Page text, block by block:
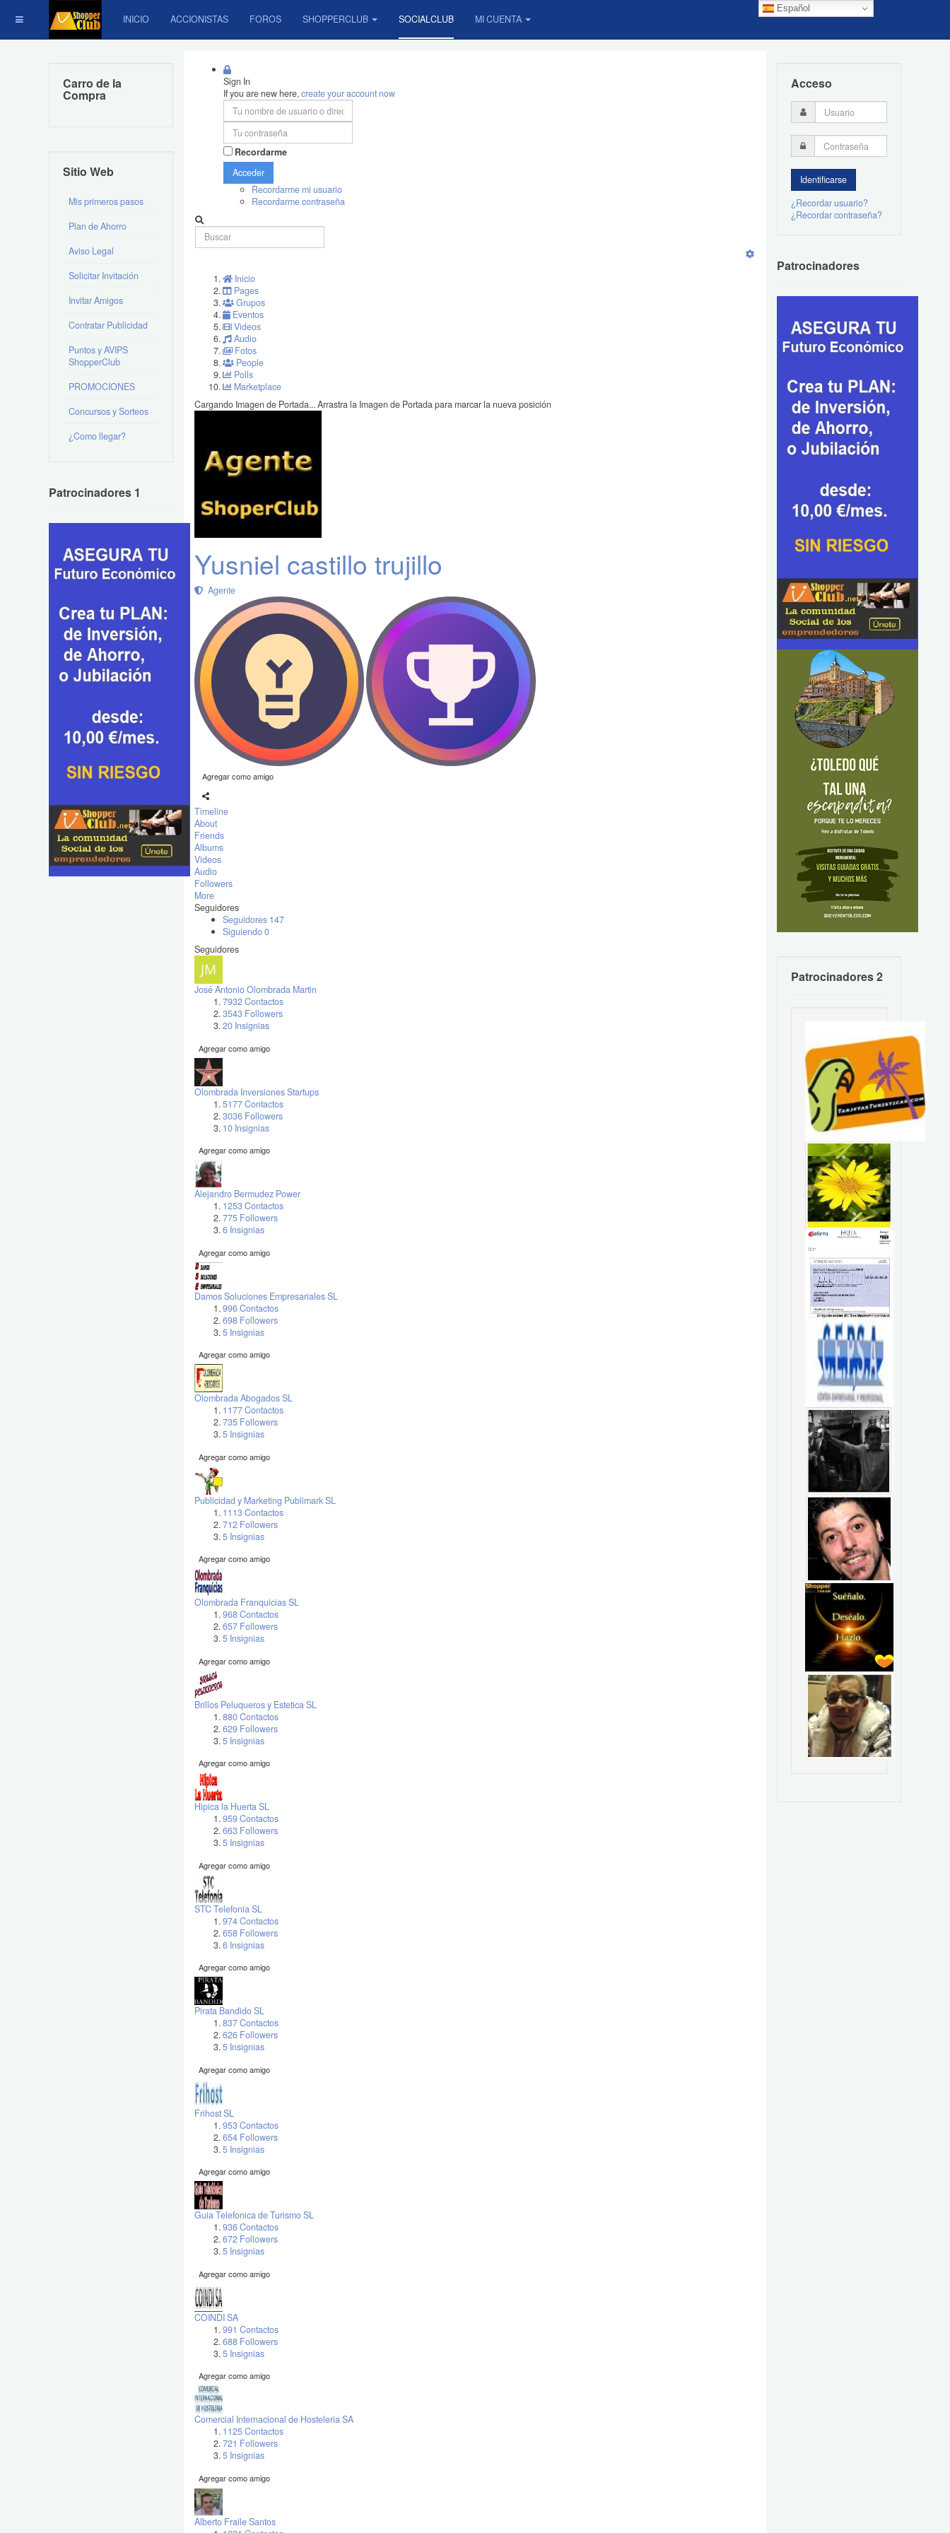
Español
INICIO ACCIONISTAS FOROS SHOPPERCLUB SOCIALCLUB MI CUENTA
Sign In
If you are new here,create your account now
Recordarme
Acceder
Recordarme mi usuario
Recordarme contraseña
Inicio
Pages
Grupos
Eventos
Videos
Audio
Fotos
People
Polls
Marketplace
Cargando Imagen de Portada...Arrastra la Imagen de Portada para marcar la nueva posición
Yusniel castillo trujillo
Agente
Agregar como amigo
Timeline
About
Friends
Albums
Videos
Audio
Followers
More
Seguidores
Seguidores 147
Siguiendo0
Seguidores
José Antonio Olombrada Martin
7932 Contactos
3543 Followers
20 Insignias
Agregar como amigo
Olombrada Inversiones Startups
5177 Contactos
3036 Followers
10 Insignias
Agregar como amigo
Alejandro Bermudez Power
1253 Contactos
775 Followers
6 Insignias
Agregar como amigo
Damos Soluciones Empresariales SL
996 Contactos
698 Followers
5 Insignias
Agregar como amigo
Olombrada Abogados SL
1177 Contactos
735 Followers
5 Insignias
Agregar como amigo
Publicidad y Marketing Publimark SL
1113 Contactos
712 Followers
5 Insignias
Agregar como amigo
Olombrada Franquicias SL
968 Contactos
657 Followers
5 Insignias
Agregar como amigo
Brillos Peluqueros y Estetica SL
880 Contactos
629 Followers
5 Insignias
Agregar como amigo
Hipica la Huerta SL
959 Contactos
663 Followers
5 Insignias
Agregar como amigo
STC Telefonia SL
974 Contactos
658 Followers
6 Insignias
Agregar como amigo
Pirata Bandido SL
837 Contactos
626 Followers
5 Insignias
Agregar como amigo
Frihost SL
953 Contactos
654 Followers
5 Insignias
Agregar como amigo
Guia Telefonica de Turismo SL
936 Contactos
672 Followers
5 Insignias
Agregar como amigo
COINDI SA
991 Contactos
688 Followers
5 Insignias
Agregar como amigo
Comercial Internacional de Hosteleria SA
1125 Contactos
721 Followers
5 Insignias
Agregar como amigo
Alberto Fraile Santos
Carro de la
Compra
Sitio Web
Mis primeros pasos
Plan de Ahorro
Aviso Legal
Solicitar Invitación
Invitar Amigos
Contratar Publicidad
Puntos y AVIPS
ShopperClub
PROMOCIONES
Concursos y Sorteos
¿Como llegar?
Patrocinadores 1
Acceso
¿Recordar usuario?
¿Recordar contraseña?
Patrocinadores
Patrocinadores 2